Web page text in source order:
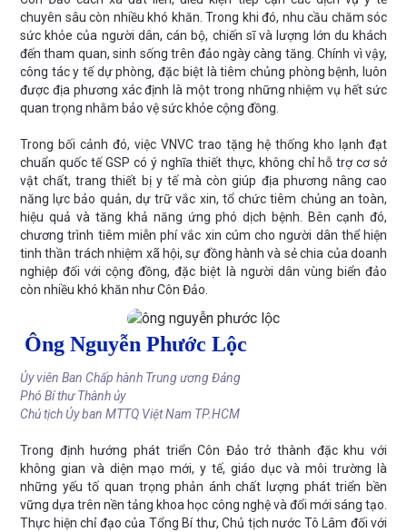
chuyên sâu còn nhiều khó khăn. Trong khi đó, nhu cầu chăm sóc
sức khỏe của người dân, cán bộ, chiến sĩ và lượng lớn du khách
đến tham quan, sinh sống trên đảo ngày càng tăng. Chính vì vậy,
công tác y tế dự phòng, đặc biệt là tiêm chủng phòng bệnh, luôn
được địa phương xác định là một trong những nhiệm vụ hết sức
quan trọng nhằm bảo vệ sức khỏe cộng đồng.
Trong bối cảnh đó, việc VNVC trao tặng hệ thống kho lạnh đạt
chuẩn quốc tế GSP có ý nghĩa thiết thực, không chỉ hỗ trợ cơ sở
vật chất, trang thiết bị y tế mà còn giúp địa phương nâng cao
năng lực bảo quản, dự trữ vắc xin, tổ chức tiêm chủng an toàn,
hiệu quả và tăng khả năng ứng phó dịch bệnh. Bên cạnh đó,
chương trình tiêm miễn phí vắc xin cúm cho người dân thể hiện
tinh thần trách nhiệm xã hội, sự đồng hành và sẻ chia của doanh
nghiệp đối với cộng đồng, đặc biệt là người dân vùng biển đảo
còn nhiều khó khăn như Côn Đảo.
Ông Nguyễn Phước Lộc
Ủy viên Ban Chấp hành Trung ương Đảng
Phó Bí thư Thành ủy
Chủ tịch Ủy ban MTTQ Việt Nam TP.HCM
Trong định hướng phát triển Côn Đảo trở thành đặc khu với
không gian và diện mạo mới, y tế, giáo dục và môi trường là
những yếu tố quan trọng phản ánh chất lượng phát triển bền
vững dựa trên nền tảng khoa học công nghệ và đổi mới sáng tạo.
Thực hiện chỉ đạo của Tổng Bí thư, Chủ tịch nước Tô Lâm đối với